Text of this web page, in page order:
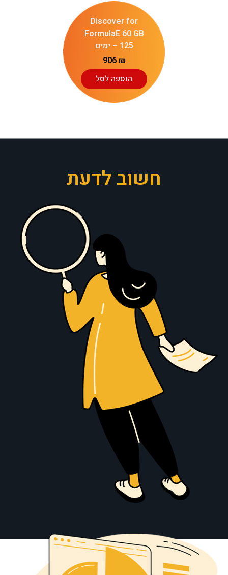
Discover for
FormulaE 60 GB
– 125 ימים
906 ₪
הוספה לסל
חשוב לדעת